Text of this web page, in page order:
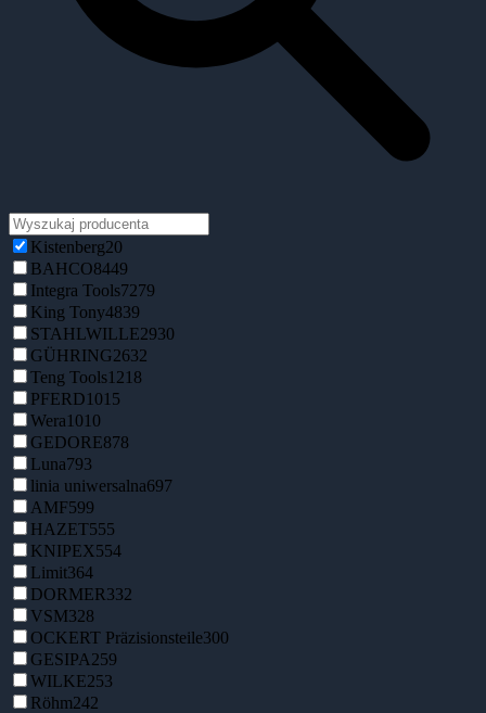
Kistenberg20
BAHCO8449
Integra Tools7279
King Tony4839
STAHLWILLE2930
GÜHRING2632
Teng Tools1218
PFERD1015
Wera1010
GEDORE878
Luna793
linia uniwersalna697
AMF599
HAZET555
KNIPEX554
Limit364
DORMER332
VSM328
OCKERT Präzisionsteile300
GESIPA259
WILKE253
Röhm242